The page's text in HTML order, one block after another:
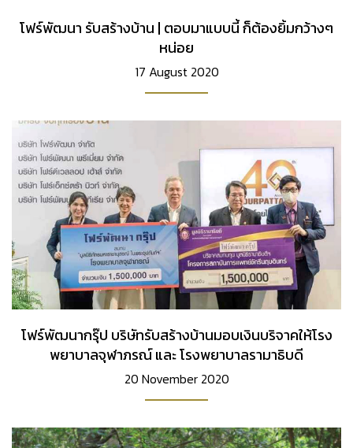
โฟร์พัฒนา รับสร้างบ้าน | ตอบมาแบบนี้ ก็ต้องยิ้มกว้างๆ
หน่อย
17 August 2020
โฟร์พัฒนากรุ๊ป บริษัทรับสร้างบ้านมอบเงินบริจาคให้โรง
พยาบาลจุฬาภรณ์ และ โรงพยาบาลรามาธิบดี
20 November 2020